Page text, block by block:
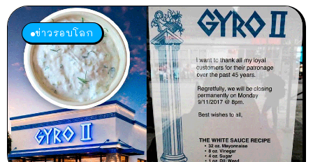
ข่าวรอบโลก